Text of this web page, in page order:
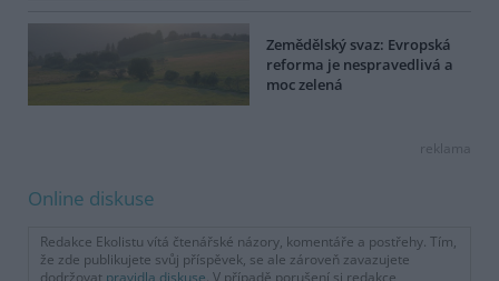
Zemědělský svaz: Evropská
reforma je nespravedlivá a
moc zelená
reklama
Online diskuse
Redakce Ekolistu vítá čtenářské názory, komentáře a postřehy. Tím,
že zde publikujete svůj příspěvek, se ale zároveň zavazujete
dodržovat pravidla diskuse. V případě porušení si redakce